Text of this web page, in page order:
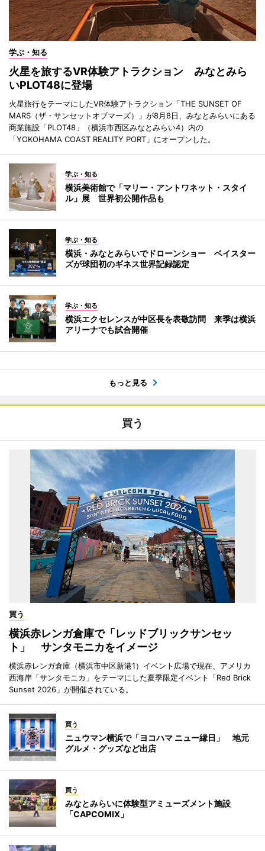
学ぶ・知る
火星を旅するVR体験アトラクション みなとみら
いPLOT48に登場
火星旅行をテーマにしたVR体験アトラクション「THE SUNSET OF
MARS（ザ・サンセットオブマーズ）」が8月8日、みなとみらいにある
商業施設「PLOT48」（横浜市西区みなとみらい4）内の
「YOKOHAMA COAST REALITY PORT」にオープンした。
学ぶ・知る
横浜美術館で「マリー・アントワネット・スタイ
ル」展 世界初公開作品も
学ぶ・知る
横浜・みなとみらいでドローンショー ベイスター
ズが球団初のギネス世界記録認定
学ぶ・知る
横浜エクセレンスが中区長を表敬訪問 来季は横浜
アリーナでも試合開催
もっと見る
買う
買う
横浜赤レンガ倉庫で「レッドブリックサンセッ
ト」 サンタモニカをイメージ
横浜赤レンガ倉庫（横浜市中区新港1）イベント広場で現在、アメリカ
西海岸「サンタモニカ」をテーマにした夏季限定イベント「Red Brick
Sunset 2026」が開催されている。
買う
ニュウマン横浜で「ヨコハマ ニュー縁日」 地元
グルメ・グッズなど出店
買う
みなとみらいに体験型アミューズメント施設
「CAPCOMIX」